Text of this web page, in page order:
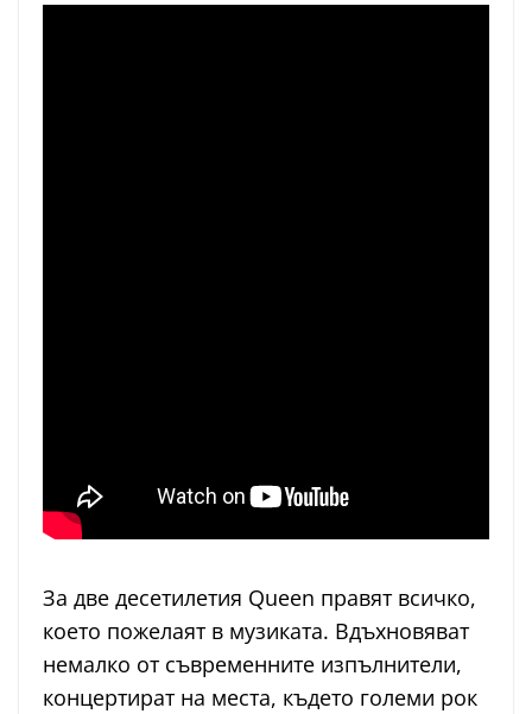
За две десетилетия Queen правят всичко,
което пожелаят в музиката. Вдъхновяват
немалко от съвременните изпълнители,
концертират на места, където големи рок